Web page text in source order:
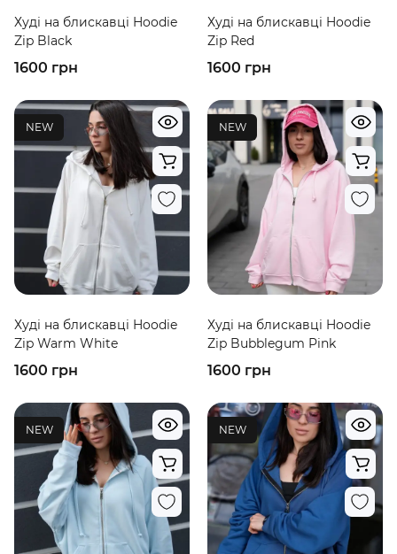
Худі на блискавці Hoodie
Zip Black
1600 грн
Худі на блискавці Hoodie
Zip Red
1600 грн
NEW
Худі на блискавці Hoodie
Zip Warm White
1600 грн
NEW
Худі на блискавці Hoodie
Zip Bubblegum Pink
1600 грн
NEW NEW